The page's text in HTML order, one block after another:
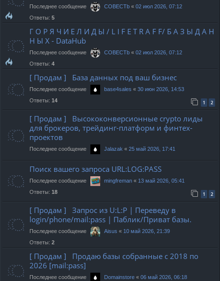
Последнее сообщение COBECTb « 02 июл 2026, 07:12
Ответы: 5
Г О Р Я Ч И Е Л И Д Ы / L I F E T R A F F/ Б А З Ы Д А Н
Н Ы Х - DataHub
Последнее сообщение COBECTb « 02 июл 2026, 07:12
Ответы: 4
[ Продам ] База данных под ваш бизнес
Последнее сообщение base4sales « 30 июн 2026, 14:53
Ответы: 14 1 2
[ Продам ] Высококонверсионные crypto лиды
для брокеров, трейдинг-платформ и финтех-
проектов
Последнее сообщение Jalazak « 25 май 2026, 17:41
Поиск вашего запроса URL:LOG:PASS
Последнее сообщение mingfreman « 13 май 2026, 05:41
Ответы: 18 1 2
[ Продам ] Запрос из U:L:P | Переведу в
login/phone/mail:pass | Паблик/Приват базы.
Последнее сообщение Aisus « 10 май 2026, 21:39
Ответы: 2
[ Продам ] Продаю базы собранные с 2018 по
2026 [mail:pass]
Последнее сообщение Domainstore « 06 май 2026, 06:18